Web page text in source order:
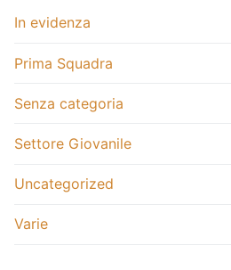
In evidenza
Prima Squadra
Senza categoria
Settore Giovanile
Uncategorized
Varie